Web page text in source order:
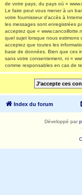
de votre pays, du pays où «
Le faire peut vous mener à un
votre fournisseur d’accès à
les messages sont enregistrées
acceptez que «
quel sujet lorsque nous estimons
acceptez que toutes les
base de données. Bien que ces
sans votre consentement, ni «
comme responsables en cas de
Index du forum
Développé par